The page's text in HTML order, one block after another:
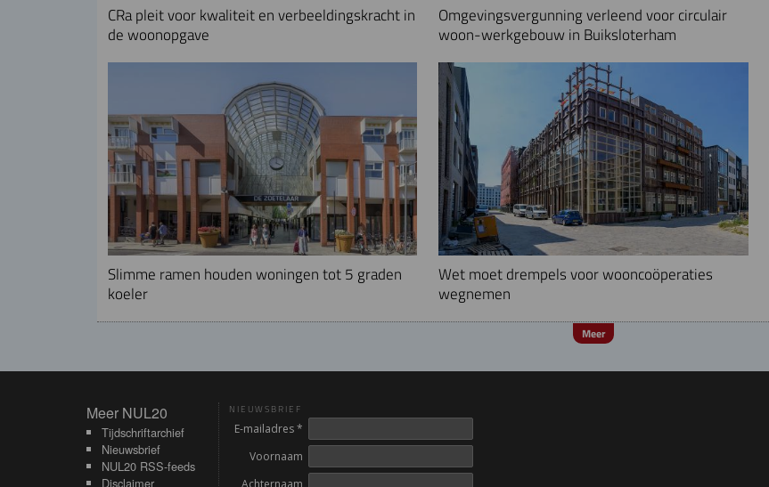
CRa pleit voor kwaliteit en verbeeldingskracht in
de woonopgave
Omgevingsvergunning verleend voor circulair
woon-werkgebouw in Buiksloterham
Slimme ramen houden woningen tot 5 graden
koeler
Wet moet drempels voor wooncoöperaties
wegnemen
Meer
Meer NUL20
Meer NUL20
Tijdschriftarchief
Nieuwsbrief
NUL20 RSS-feeds
Disclaimer
NIEUWSBRIEF
E-mailadres *
Voornaam
Achternaam